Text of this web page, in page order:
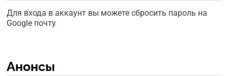
Для входа в аккаунт вы можете сбросить пароль на
Google почту
Анонсы